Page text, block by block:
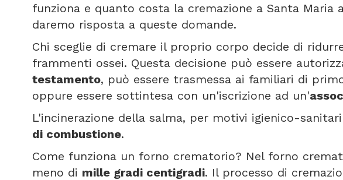
funziona e quanto costa la cremazione a Santa Maria
daremo risposta a queste domande.
Chi sceglie di cremare il proprio corpo decide di
frammenti ossei. Questa decisione può essere
testamento, può essere trasmessa ai familiari di
oppure essere sottintesa con un'iscrizione ad un'
L'incinerazione della salma, per motivi igienico-
di combustione.
Come funziona un forno crematorio? Nel forno
meno di mille gradi centigradi. Il processo di